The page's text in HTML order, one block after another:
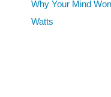
Why Your Mind
Watts